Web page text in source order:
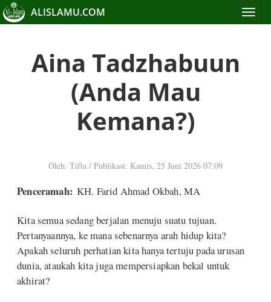
Toggle
ALISLAMU.COM
Aina Tadzhabuun
(Anda Mau
Kemana?)
Oleh: Tifta / Publikasi: Kamis, 25 Juni 2026 07:09
Penceramah:KH. Farid Ahmad Okbah, MA
Kita semua sedang berjalan menuju suatu tujuan.
Pertanyaannya, ke mana sebenarnya arah hidup kita?
Apakah seluruh perhatian kita hanya tertuju pada urusan
dunia, ataukah kita juga mempersiapkan bekal untuk
akhirat?